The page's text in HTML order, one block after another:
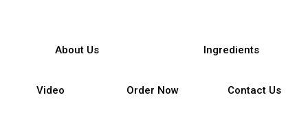
About Us Ingredients
Video Order Now Contact Us